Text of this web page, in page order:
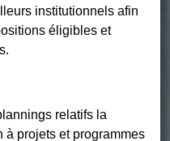
institutionnels afin
éligibles et
relatifs la
à projets et programmes